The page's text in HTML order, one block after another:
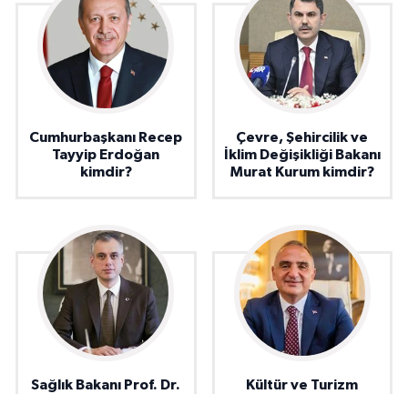
Cumhurbaşkanı Recep
Tayyip Erdoğan
kimdir?
Çevre, Şehircilik ve
İklim Değişikliği Bakanı
Murat Kurum kimdir?
Sağlık Bakanı Prof. Dr.
Kültür ve Turizm